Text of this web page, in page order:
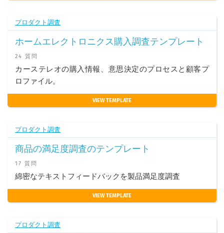
プロダクト調査
ホームエレクトロニクス購入調査テンプレート
24 質問
カーステレオの購入情報、意思決定のプロセスと顧客プ
ロファイル。
VIEW TEMPLATE
プロダクト調査
商品の満足度調査のテンプレート
17 質問
綿密なテキストフ​​ィードバックを製品満足度調査
VIEW TEMPLATE
プロダクト調査